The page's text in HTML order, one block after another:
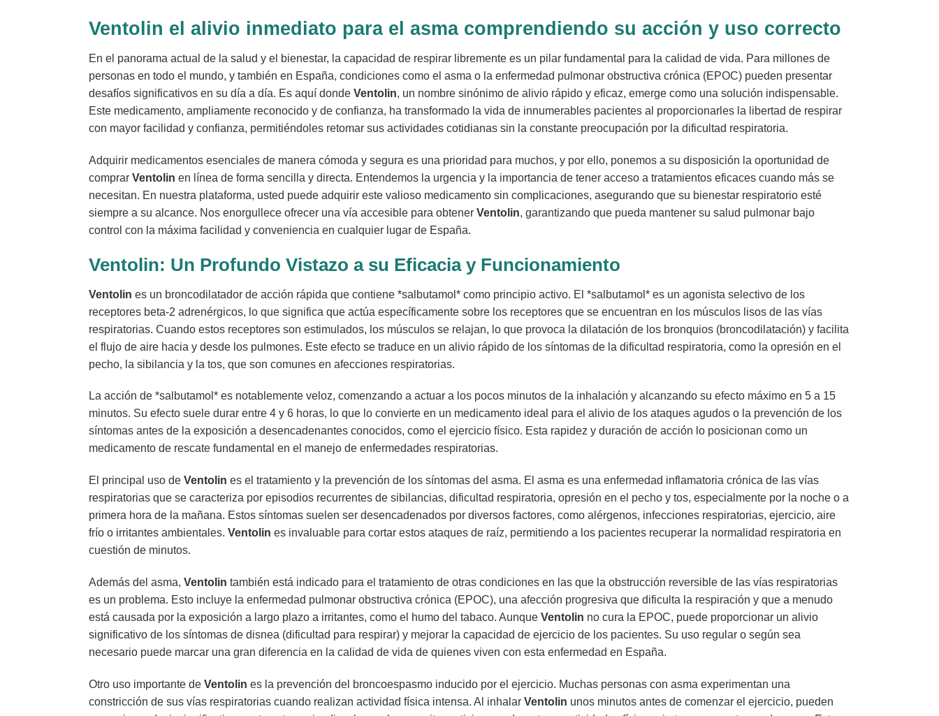
Ventolin el alivio inmediato para el asma comprendiendo su acción y uso correcto
En el panorama actual de la salud y el bienestar, la capacidad de respirar libremente es un pilar fundamental para la calidad de vida. Para millones de
personas en todo el mundo, y también en España, condiciones como el asma o la enfermedad pulmonar obstructiva crónica (EPOC) pueden presentar
desafíos significativos en su día a día. Es aquí donde Ventolin, un nombre sinónimo de alivio rápido y eficaz, emerge como una solución indispensable.
Este medicamento, ampliamente reconocido y de confianza, ha transformado la vida de innumerables pacientes al proporcionarles la libertad de respirar
con mayor facilidad y confianza, permitiéndoles retomar sus actividades cotidianas sin la constante preocupación por la dificultad respiratoria.
Adquirir medicamentos esenciales de manera cómoda y segura es una prioridad para muchos, y por ello, ponemos a su disposición la oportunidad de
comprar Ventolin en línea de forma sencilla y directa. Entendemos la urgencia y la importancia de tener acceso a tratamientos eficaces cuando más se
necesitan. En nuestra plataforma, usted puede adquirir este valioso medicamento sin complicaciones, asegurando que su bienestar respiratorio esté
siempre a su alcance. Nos enorgullece ofrecer una vía accesible para obtener Ventolin, garantizando que pueda mantener su salud pulmonar bajo
control con la máxima facilidad y conveniencia en cualquier lugar de España.
Ventolin: Un Profundo Vistazo a su Eficacia y Funcionamiento
Ventolin es un broncodilatador de acción rápida que contiene *salbutamol* como principio activo. El *salbutamol* es un agonista selectivo de los
receptores beta-2 adrenérgicos, lo que significa que actúa específicamente sobre los receptores que se encuentran en los músculos lisos de las vías
respiratorias. Cuando estos receptores son estimulados, los músculos se relajan, lo que provoca la dilatación de los bronquios (broncodilatación) y facilita
el flujo de aire hacia y desde los pulmones. Este efecto se traduce en un alivio rápido de los síntomas de la dificultad respiratoria, como la opresión en el
pecho, la sibilancia y la tos, que son comunes en afecciones respiratorias.
La acción de *salbutamol* es notablemente veloz, comenzando a actuar a los pocos minutos de la inhalación y alcanzando su efecto máximo en 5 a 15
minutos. Su efecto suele durar entre 4 y 6 horas, lo que lo convierte en un medicamento ideal para el alivio de los ataques agudos o la prevención de los
síntomas antes de la exposición a desencadenantes conocidos, como el ejercicio físico. Esta rapidez y duración de acción lo posicionan como un
medicamento de rescate fundamental en el manejo de enfermedades respiratorias.
El principal uso de Ventolin es el tratamiento y la prevención de los síntomas del asma. El asma es una enfermedad inflamatoria crónica de las vías
respiratorias que se caracteriza por episodios recurrentes de sibilancias, dificultad respiratoria, opresión en el pecho y tos, especialmente por la noche o a
primera hora de la mañana. Estos síntomas suelen ser desencadenados por diversos factores, como alérgenos, infecciones respiratorias, ejercicio, aire
frío o irritantes ambientales. Ventolin es invaluable para cortar estos ataques de raíz, permitiendo a los pacientes recuperar la normalidad respiratoria en
cuestión de minutos.
Además del asma, Ventolin también está indicado para el tratamiento de otras condiciones en las que la obstrucción reversible de las vías respiratorias
es un problema. Esto incluye la enfermedad pulmonar obstructiva crónica (EPOC), una afección progresiva que dificulta la respiración y que a menudo
está causada por la exposición a largo plazo a irritantes, como el humo del tabaco. Aunque Ventolin no cura la EPOC, puede proporcionar un alivio
significativo de los síntomas de disnea (dificultad para respirar) y mejorar la capacidad de ejercicio de los pacientes. Su uso regular o según sea
necesario puede marcar una gran diferencia en la calidad de vida de quienes viven con esta enfermedad en España.
Otro uso importante de Ventolin es la prevención del broncoespasmo inducido por el ejercicio. Muchas personas con asma experimentan una
constricción de sus vías respiratorias cuando realizan actividad física intensa. Al inhalar Ventolin unos minutos antes de comenzar el ejercicio, pueden